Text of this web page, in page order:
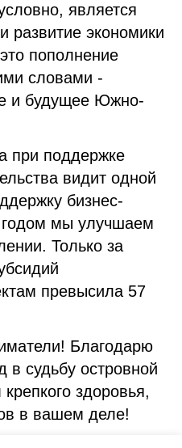
является
развитие экономики
пополнение
словами -
и будущее Южно-
при поддержке
видит одной
бизнес-
мы улучшаем
Только за
превысила 57
Благодарю
в судьбу островной
здоровья,
в вашем деле!